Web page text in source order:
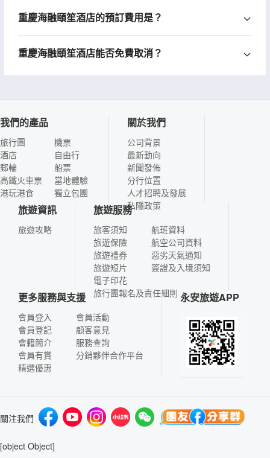
重慶海融頤笙酒店的預訂費用是？
重慶海融頤笙酒店能否免費取消？
我們的產品
旅行團
酒店
郵輪
高鐵火車票
港玩港食
機票
自由行
船票
當地體驗
獨立包團
關於我們
公司背景
最新動向
新聞發佈
分行位置
人才招聘及發展
私隱政策
旅遊資訊
旅遊攻略
旅遊服務
旅客須知
旅遊保險
旅遊禮券
旅遊短片
電子印花
航班資料
航空公司資料
惡劣天氣通知
簽證及入境須知
旅行團報名及責任細則
更多服務與支援
會員登入
會員登記
會籍簡介
會員有賞
精選優惠
會員活動
顧客意見
服務查詢
分銷夥伴合作平台
永安旅遊APP
關注我們
[object Object]